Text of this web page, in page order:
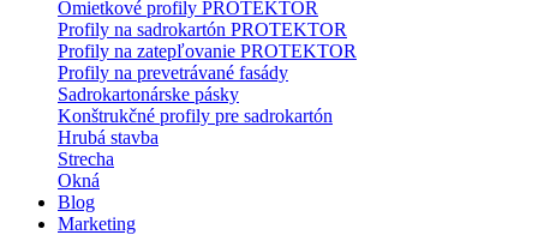
Omietkové profily PROTEKTOR
Profily na sadrokartón PROTEKTOR
Profily na zatepľovanie PROTEKTOR
Profily na prevetrávané fasády
Sadrokartonárske pásky
Konštrukčné profily pre sadrokartón
Hrubá stavba
Strecha
Okná
Blog
Marketing